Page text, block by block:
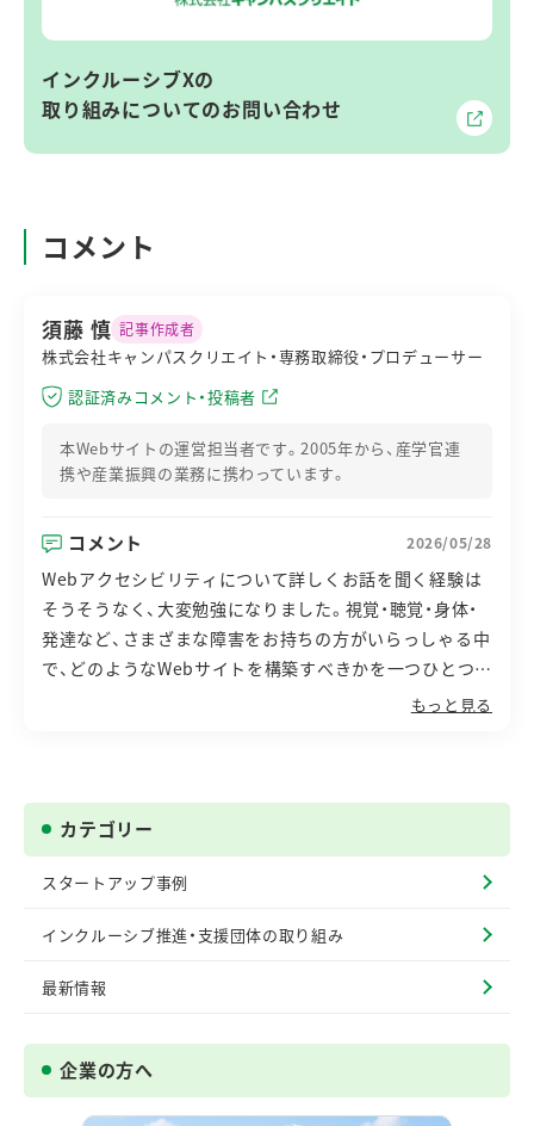
インクルーシブXの
取り組みについてのお問い合わせ
コメント
須藤 慎 記事作成者
株式会社キャンパスクリエイト・専務取締役・プロデューサー
認証済みコメント・投稿者
本Webサイトの運営担当者です。2005年から、産学官連
携や産業振興の業務に携わっています。
コメント 2026/05/28
Webアクセシビリティについて詳しくお話を聞く経験は
そうそうなく、大変勉強になりました。視覚・聴覚・身体・
発達など、さまざまな障害をお持ちの方がいらっしゃる中
で、どのようなWebサイトを構築すべきかを一つひとつ伺
うことで、これまで当たり前だと思っていた表現が、人に
した。便利さや見栄えだけでなく、誰にとっても使えるか
直す必要性を強く感じました。
討と経験を積み重ねてこられたことには、率直に驚かされ
方への合理的配慮がますます重要になる現代社会におい
としての認定や、企業・大学を横断した調査レポートの発
信など、その取り組みは個々の対応にとどまらず、社会全
体の底上げを見据えています。
もっと見る
カテゴリー
スタートアップ事例
インクルーシブ推進・支援団体の取り組み
最新情報
企業の方へ